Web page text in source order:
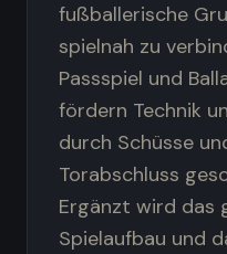
fußballerische
spielnah zu
Passspiel und
fördern Technik
durch Schüsse
Torabschluss
Ergänzt wird das
Spielaufbau und